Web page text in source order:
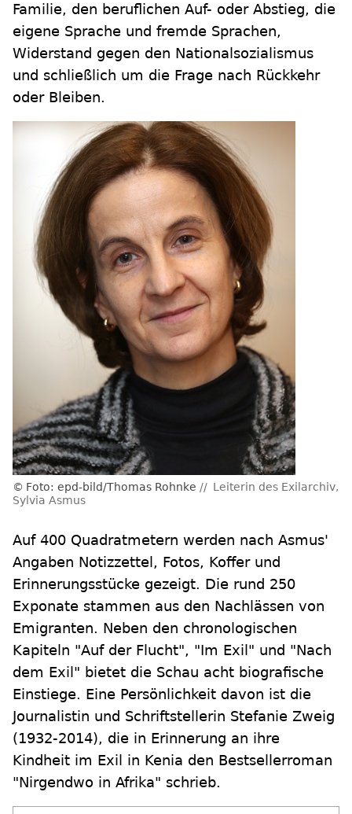
Familie, den beruflichen Auf- oder Abstieg, die
eigene Sprache und fremde Sprachen,
Widerstand gegen den Nationalsozialismus
und schließlich um die Frage nach Rückkehr
oder Bleiben.
Foto: epd-bild/Thomas Rohnke
Leiterin des Exilarchiv,
Sylvia Asmus
Auf 400 Quadratmetern werden nach Asmus'
Angaben Notizzettel, Fotos, Koffer und
Erinnerungsstücke gezeigt. Die rund 250
Exponate stammen aus den Nachlässen von
Emigranten. Neben den chronologischen
Kapiteln "Auf der Flucht", "Im Exil" und "Nach
dem Exil" bietet die Schau acht biografische
Einstiege. Eine Persönlichkeit davon ist die
Journalistin und Schriftstellerin Stefanie Zweig
(1932-2014), die in Erinnerung an ihre
Kindheit im Exil in Kenia den Bestsellerroman
"Nirgendwo in Afrika" schrieb.